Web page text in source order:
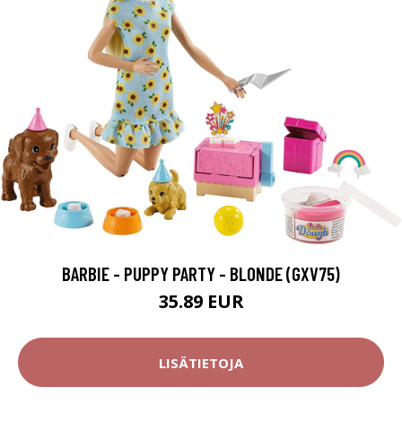
BARBIE - PUPPY PARTY - BLONDE (GXV75)
35.89 EUR
LISÄTIETOJA